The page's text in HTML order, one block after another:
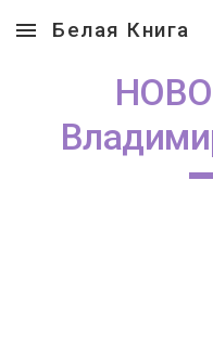
Skip to main content
Белая Книга